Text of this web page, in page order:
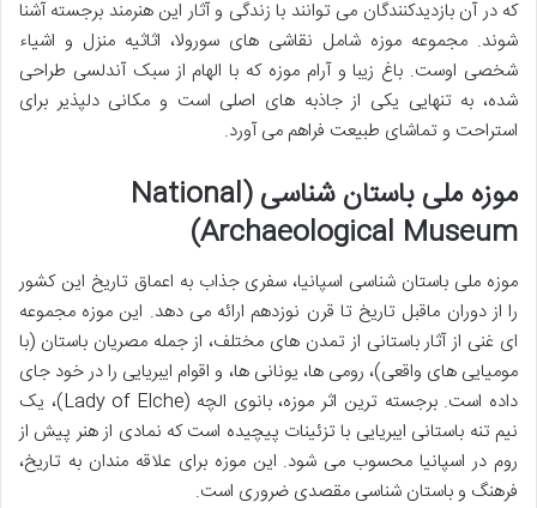
که در آن بازدیدکنندگان می توانند با زندگی و آثار این هنرمند برجسته آشنا
شوند. مجموعه موزه شامل نقاشی های سورولا، اثاثیه منزل و اشیاء
شخصی اوست. باغ زیبا و آرام موزه که با الهام از سبک آندلسی طراحی
شده، به تنهایی یکی از جاذبه های اصلی است و مکانی دلپذیر برای
استراحت و تماشای طبیعت فراهم می آورد.
موزه ملی باستان شناسی (National
Archaeological Museum)
موزه ملی باستان شناسی اسپانیا، سفری جذاب به اعماق تاریخ این کشور
را از دوران ماقبل تاریخ تا قرن نوزدهم ارائه می دهد. این موزه مجموعه
ای غنی از آثار باستانی از تمدن های مختلف، از جمله مصریان باستان (با
مومیایی های واقعی)، رومی ها، یونانی ها، و اقوام ایبریایی را در خود جای
داده است. برجسته ترین اثر موزه، بانوی الچه (Lady of Elche)، یک
نیم تنه باستانی ایبریایی با تزئینات پیچیده است که نمادی از هنر پیش از
روم در اسپانیا محسوب می شود. این موزه برای علاقه مندان به تاریخ،
فرهنگ و باستان شناسی مقصدی ضروری است.